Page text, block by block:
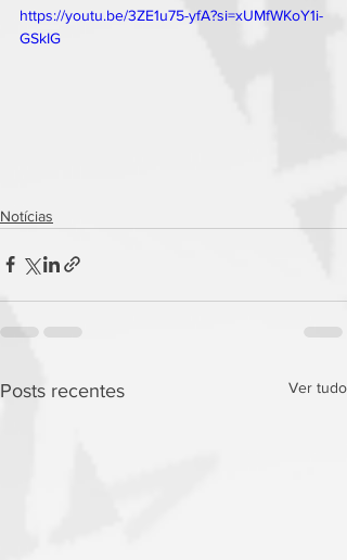
https://youtu.be/3ZE1u75-yfA?si=xUMfWKoY1i-
GSkIG
Notícias
Posts recentes Ver tudo